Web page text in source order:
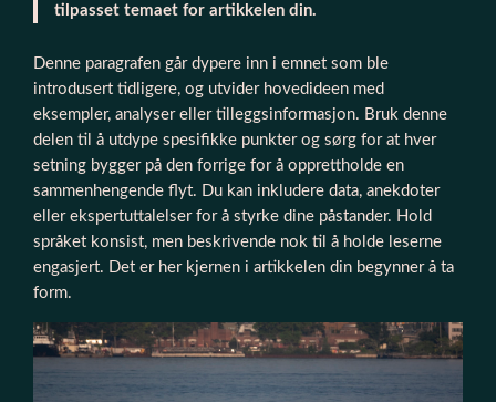
tilpasset temaet for artikkelen din.
Denne paragrafen går dypere inn i emnet som ble
introdusert tidligere, og utvider hovedideen med
eksempler, analyser eller tilleggsinformasjon. Bruk denne
delen til å utdype spesifikke punkter og sørg for at hver
setning bygger på den forrige for å opprettholde en
sammenhengende flyt. Du kan inkludere data, anekdoter
eller ekspertuttalelser for å styrke dine påstander. Hold
språket konsist, men beskrivende nok til å holde leserne
engasjert. Det er her kjernen i artikkelen din begynner å ta
form.